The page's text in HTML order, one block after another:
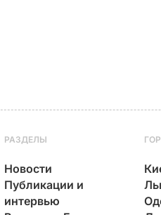
РАЗДЕЛЫ
Новости
Публикации и
интервью